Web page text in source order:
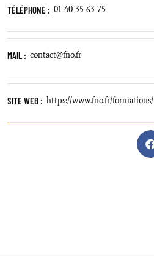
TÉLÉPHONE : 01 40 35 63 75
MAIL : contact@fno.fr
SITE WEB : https://www.fno.fr/formations/